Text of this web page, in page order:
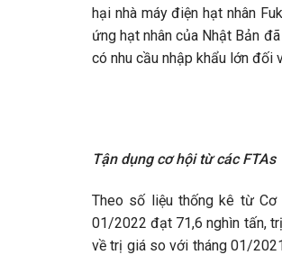
hại nhà máy điện hạt nhân
ứng hạt nhân của Nhật Bản
có nhu cầu nhập khẩu lớn đối
Tận dụng cơ hội từ các FTAs
Theo số liệu thống kê từ Cơ
01/2022 đạt 71,6 nghìn tấn,
về trị giá so với tháng 01/